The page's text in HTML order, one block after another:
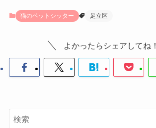
猫のペットシッター 足立区
よかったらシェアしてね！